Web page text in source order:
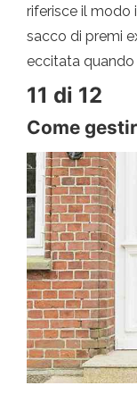
riferisce il modo
sacco di premi
eccitata
11 di 12
Come